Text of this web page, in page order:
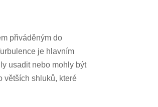
přiváděným do
je hlavním
usadit nebo mohly být
větších shluků, které